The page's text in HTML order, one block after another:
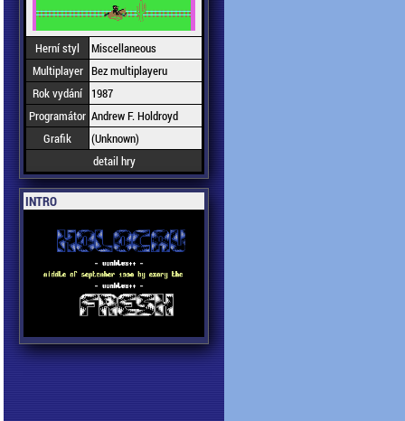
Herní styl
Miscellaneous
Multiplayer Bez multiplayeru
Rok vydání
1987
Programátor Andrew F. Holdroyd
Grafik
(Unknown)
detail hry
INTRO